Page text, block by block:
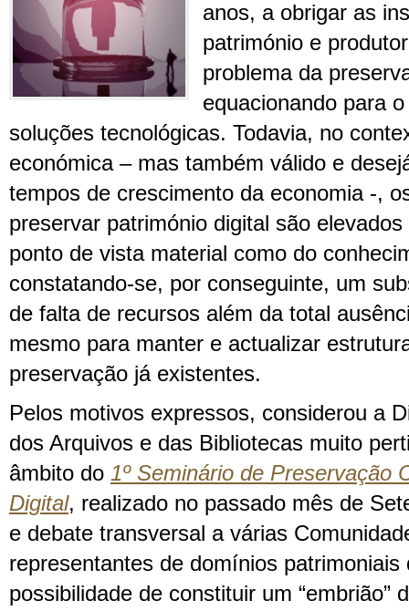
anos, a obrigar as
património e
problema da
equacionando para
soluções tecnológicas. Todavia, no
económica – mas também válido e
tempos de crescimento da economia -,
preservar património digital são
ponto de vista material como do
constatando-se, por conseguinte, um
de falta de recursos além da total
mesmo para manter e actualizar
preservação já existentes.
Pelos motivos expressos, considerou a
dos Arquivos e das Bibliotecas muito
âmbito do 1º Seminário de Preservação
Digital, realizado no passado mês de
e debate transversal a várias
representantes de domínios patrimoniais
possibilidade de constituir um “embrião”